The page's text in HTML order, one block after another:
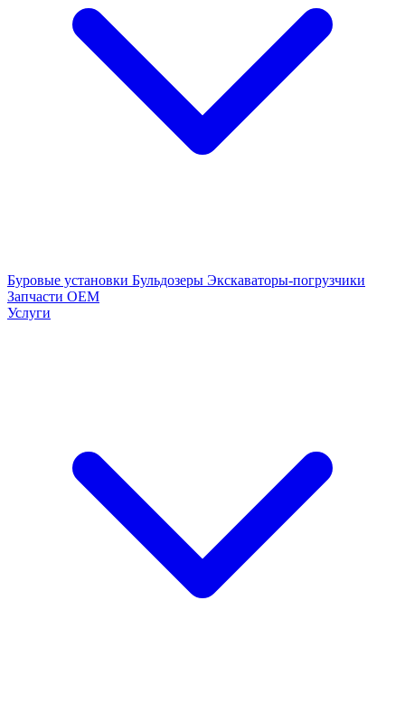
Буровые установки Бульдозеры Экскаваторы-погрузчики
Запчасти OEM
Услуги